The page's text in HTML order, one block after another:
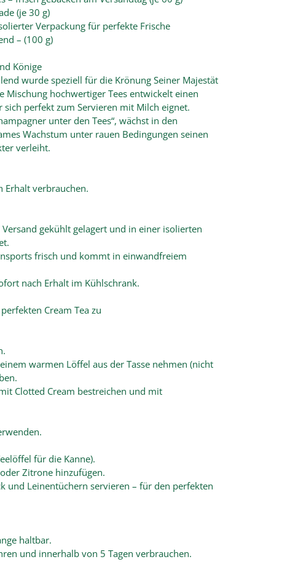
(je 30 g)
Verpackung für perfekte Frische
– (100 g)
Könige
wurde speziell für die Krönung Seiner Majestät
Mischung hochwertiger Tees entwickelt einen
perfekt zum Servieren mit Milch eignet.
unter den Tees“, wächst in den
Wachstum unter rauen Bedingungen seinen
verleiht.
Erhalt verbrauchen.
gekühlt gelagert und in einer isolierten
frisch und kommt in einwandfreiem
nach Erhalt im Kühlschrank.
Cream Tea zu
warmen Löffel aus der Tasse nehmen (nicht
Clotted Cream bestreichen und mit
für die Kanne).
Zitrone hinzufügen.
und Leinentüchern servieren – für den perfekten
haltbar.
und innerhalb von 5 Tagen verbrauchen.